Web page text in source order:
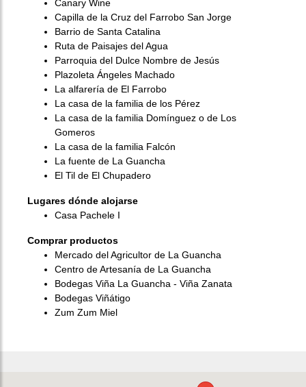
Canary Wine
Capilla de la Cruz del Farrobo San Jorge
Barrio de Santa Catalina
Ruta de Paisajes del Agua
Parroquia del Dulce Nombre de Jesús
Plazoleta Ángeles Machado
La alfarería de El Farrobo
La casa de la familia de los Pérez
La casa de la familia Domínguez o de Los
Gomeros
La casa de la familia Falcón
La fuente de La Guancha
El Til de El Chupadero
Lugares dónde alojarse
Casa Pachele I
Comprar productos
Mercado del Agricultor de La Guancha
Centro de Artesanía de La Guancha
Bodegas Viña La Guancha - Viña Zanata
Bodegas Viñátigo
Zum Zum Miel